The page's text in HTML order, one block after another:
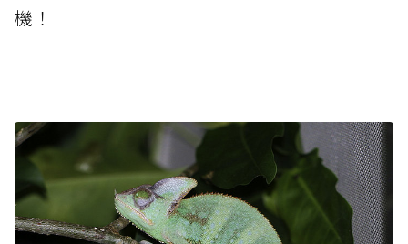
機！